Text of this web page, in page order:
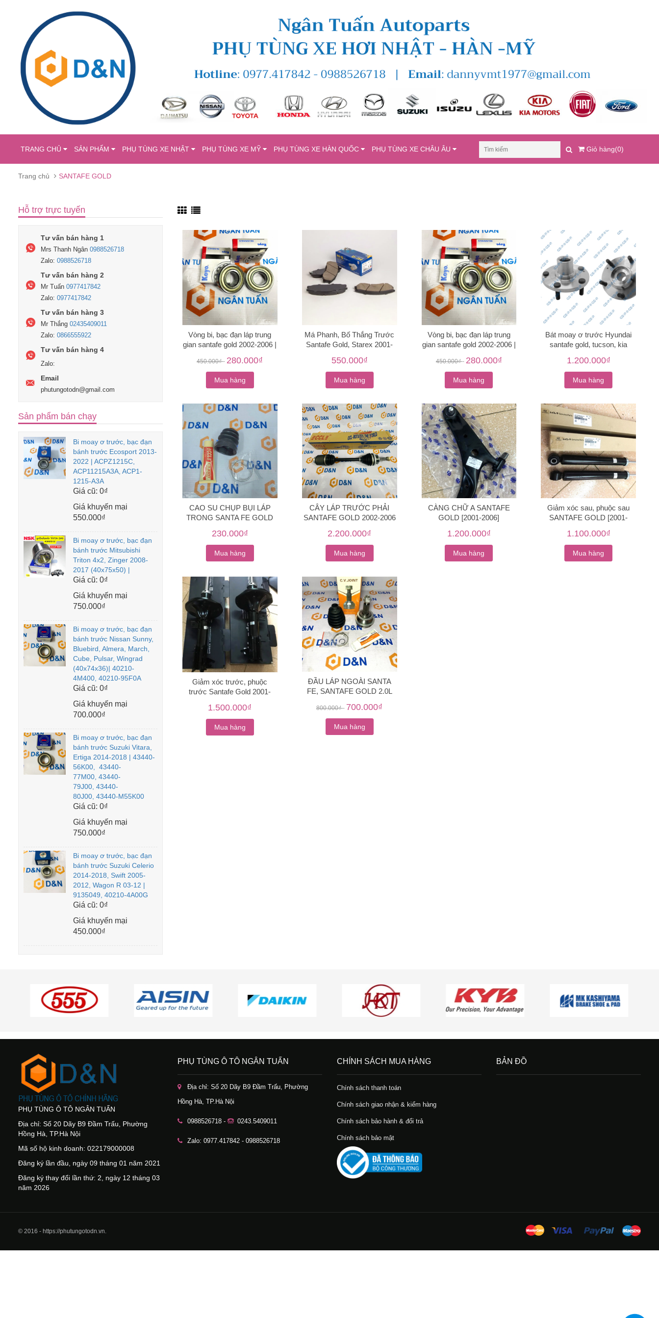
TRANG CHỦ SẢN PHẨM PHỤ TÙNG XE NHẬT PHỤ TÙNG XE MỸ PHỤ TÙNG XE HÀN QUỐC PHỤ TÙNG XE CHÂU ÂU Giỏ hàng(0)
Trang chủ SANTAFE GOLD
Vòng bi, bạc đạn láp trung
gian santafe gold 2002-2006 |
450.000₫- 280.000₫
Mua hàng
Má Phanh, Bố Thắng Trước
Santafe Gold, Starex 2001-
26A10, 58101-26A20
550.000₫
Mua hàng
Vòng bi, bạc đạn láp trung
gian santafe gold 2002-2006 |
450.000₫- 280.000₫
Mua hàng
Bát moay ơ trước Hyundai
santafe gold, tucson, kia
1.200.000₫
Mua hàng
CAO SU CHỤP BỤI LÁP
TRONG SANTA FE GOLD
230.000₫
Mua hàng
CÂY LÁP TRƯỚC PHẢI
SANTAFE GOLD 2002-2006
2.200.000₫
Mua hàng
CÀNG CHỮ A SANTAFE
GOLD [2001-2006]
1.200.000₫
Mua hàng
Giảm xóc sau, phuộc sau
SANTAFE GOLD [2001-
1.100.000₫
Mua hàng
Giảm xóc trước, phuộc
trước Santafe Gold 2001-
1.500.000₫
Mua hàng
ĐẦU LÁP NGOÀI SANTA
FE, SANTAFE GOLD 2.0L
800.000₫- 700.000₫
Mua hàng
Hỗ trợ trực tuyến
Tư vấn bán hàng 1
Mrs Thanh Ngân 0988526718
Zalo: 0988526718
Tư vấn bán hàng 2
Mr Tuấn 0977417842
Zalo: 0977417842
Tư vấn bán hàng 3
Mr Thắng 02435409011
Zalo: 0866555922
Tư vấn bán hàng 4
Zalo:
Email
phutungotodn@gmail.com
Sản phẩm bán chạy
Bi moay ơ trước, bạc đạn
bánh trước Ecosport 2013-
2022 | ACPZ1215C,
ACP11215A3A, ACP1-
1215-A3A
Giá cũ: 0₫
Giá khuyến mại
550.000₫
Bi moay ơ trước, bạc đạn
bánh trước Mitsubishi
Triton 4x2, Zinger 2008-
2017 (40x75x50) |
Giá cũ: 0₫
Giá khuyến mại
750.000₫
Bi moay ơ trước, bạc đạn
bánh trước Nissan Sunny,
Bluebird, Almera, March,
Cube, Pulsar, Wingrad
(40x74x36)| 40210-
4M400, 40210-95F0A
Giá cũ: 0₫
Giá khuyến mại
700.000₫
Bi moay ơ trước, bạc đạn
bánh trước Suzuki Vitara,
Ertiga 2014-2018 | 43440-
56K00, 43440-
77M00, 43440-
79J00, 43440-
80J00, 43440-M55K00
Giá cũ: 0₫
Giá khuyến mại
750.000₫
Bi moay ơ trước, bạc đạn
bánh trước Suzuki Celerio
2014-2018, Swift 2005-
2012, Wagon R 03-12 |
9135049, 40210-4A00G
Giá cũ: 0₫
Giá khuyến mại
450.000₫
PHỤ TÙNG Ô TÔ NGÂN TUẤN
Địa chỉ: Số 20 Dãy B9 Đầm Trấu, Phường
Hồng Hà, TP.Hà Nội
Mã số hộ kinh doanh: 022179000008
Đăng ký lần đầu, ngày 09 tháng 01 năm 2021
Đăng ký thay đổi lần thứ: 2, ngày 12 tháng 03
năm 2026
PHỤ TÙNG Ô TÔ NGÂN TUẤN
Địa chỉ: Số 20 Dãy B9 Đầm Trấu, Phường
Hồng Hà, TP.Hà Nội
0988526718 - 0243.5409011
Zalo: 0977.417842 - 0988526718
CHÍNH SÁCH MUA HÀNG
Chính sách thanh toán
Chính sách giao nhận & kiểm hàng
Chính sách bảo hành & đổi trả
Chính sách bảo mật
BẢN ĐỒ
© 2016 - https://phutungotodn.vn.